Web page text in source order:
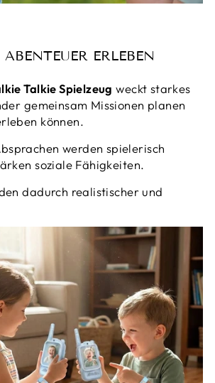
ERLEBEN
Talkie Spielzeug weckt starkes
gemeinsam Missionen planen
können.
werden spielerisch
soziale Fähigkeiten.
dadurch realistischer und